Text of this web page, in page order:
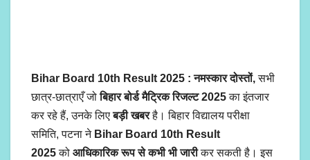
Bihar Board 10th Result 2025 : नमस्कार दोस्तों,सभी
छात्र-छात्राएँ जोबिहार बोर्ड मैट्रिक रिजल्ट 2025का इंतजार
कर रहे हैं, उनके लिएबड़ी खबरहै। बिहार विद्यालय परीक्षा
समिति, पटना ने Bihar Board 10th Result
2025को आधिकारिक रूप से कभी भी जारीकर सकती है। इस